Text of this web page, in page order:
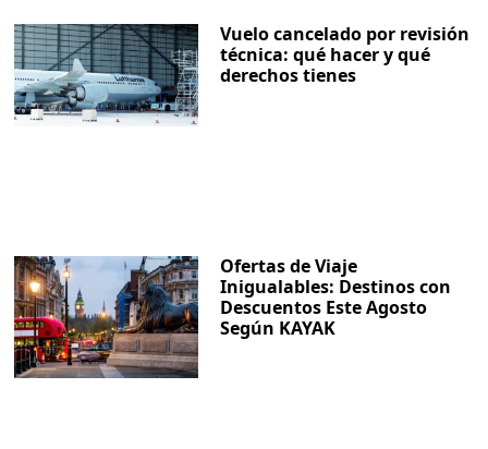
Vuelo cancelado por revisión
técnica: qué hacer y qué
derechos tienes
Ofertas de Viaje
Inigualables: Destinos con
Descuentos Este Agosto
Según KAYAK